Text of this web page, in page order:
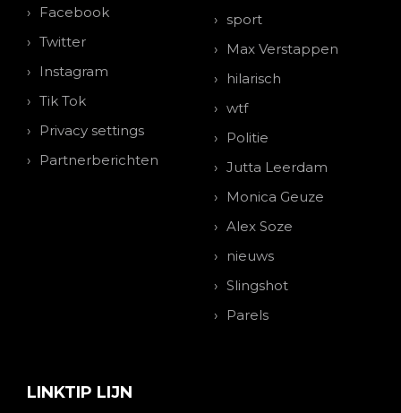
Facebook
Twitter
Instagram
Tik Tok
Privacy settings
Partnerberichten
sport
Max Verstappen
hilarisch
wtf
Politie
Jutta Leerdam
Monica Geuze
Alex Soze
nieuws
Slingshot
Parels
LINKTIP LIJN